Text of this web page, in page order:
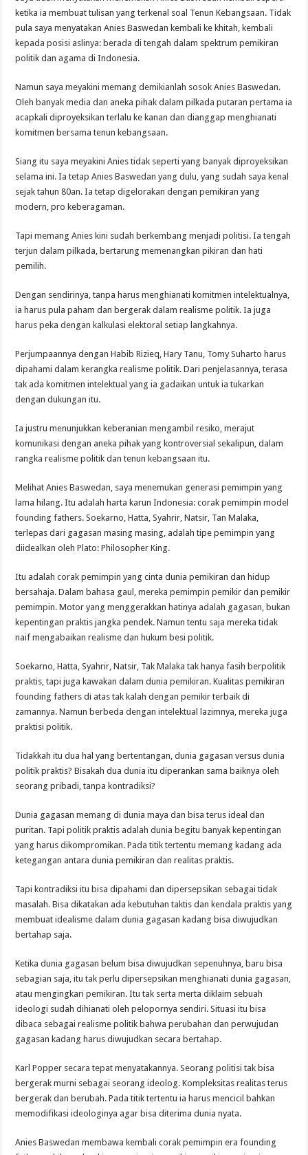
ketika ia membuat tulisan yang terkenal soal Tenun Kebangsaan. Tidak
pula saya menyatakan Anies Baswedan kembali ke khitah, kembali
kepada posisi aslinya: berada di tengah dalam spektrum pemikiran
politik dan agama di Indonesia.
Namun saya meyakini memang demikianlah sosok Anies Baswedan.
Oleh banyak media dan aneka pihak dalam pilkada putaran pertama ia
acapkali diproyeksikan terlalu ke kanan dan dianggap menghianati
komitmen bersama tenun kebangsaan.
Siang itu saya meyakini Anies tidak seperti yang banyak diproyeksikan
selama ini. Ia tetap Anies Baswedan yang dulu, yang sudah saya kenal
sejak tahun 80an. Ia tetap digelorakan dengan pemikiran yang
modern, pro keberagaman.
Tapi memang Anies kini sudah berkembang menjadi politisi. Ia tengah
terjun dalam pilkada, bertarung memenangkan pikiran dan hati
pemilih.
Dengan sendirinya, tanpa harus menghianati komitmen intelektualnya,
ia harus pula paham dan bergerak dalam realisme politik. Ia juga
harus peka dengan kalkulasi elektoral setiap langkahnya.
Perjumpaannya dengan Habib Rizieq, Hary Tanu, Tomy Suharto harus
dipahami dalam kerangka realisme politik. Dari penjelasannya, terasa
tak ada komitmen intelektual yang ia gadaikan untuk ia tukarkan
dengan dukungan itu.
Ia justru menunjukkan keberanian mengambil resiko, merajut
komunikasi dengan aneka pihak yang kontroversial sekalipun, dalam
rangka realisme politik dan tenun kebangsaan itu.
Melihat Anies Baswedan, saya menemukan generasi pemimpin yang
lama hilang. Itu adalah harta karun Indonesia: corak pemimpin model
founding fathers. Soekarno, Hatta, Syahrir, Natsir, Tan Malaka,
terlepas dari gagasan masing masing, adalah tipe pemimpin yang
diidealkan oleh Plato: Philosopher King.
Itu adalah corak pemimpin yang cinta dunia pemikiran dan hidup
bersahaja. Dalam bahasa gaul, mereka pemimpin pemikir dan pemikir
pemimpin. Motor yang menggerakkan hatinya adalah gagasan, bukan
kepentingan praktis jangka pendek. Namun tentu saja mereka tidak
naif mengabaikan realisme dan hukum besi politik.
Soekarno, Hatta, Syahrir, Natsir, Tak Malaka tak hanya fasih berpolitik
praktis, tapi juga kawakan dalam dunia pemikiran. Kualitas pemikiran
founding fathers di atas tak kalah dengan pemikir terbaik di
zamannya. Namun berbeda dengan intelektual lazimnya, mereka juga
praktisi politik.
Tidakkah itu dua hal yang bertentangan, dunia gagasan versus dunia
politik praktis? Bisakah dua dunia itu diperankan sama baiknya oleh
seorang pribadi, tanpa kontradiksi?
Dunia gagasan memang di dunia maya dan bisa terus ideal dan
puritan. Tapi politik praktis adalah dunia begitu banyak kepentingan
yang harus dikompromikan. Pada titik tertentu memang kadang ada
ketegangan antara dunia pemikiran dan realitas praktis.
Tapi kontradiksi itu bisa dipahami dan dipersepsikan sebagai tidak
masalah. Bisa dikatakan ada kebutuhan taktis dan kendala praktis yang
membuat idealisme dalam dunia gagasan kadang bisa diwujudkan
bertahap saja.
Ketika dunia gagasan belum bisa diwujudkan sepenuhnya, baru bisa
sebagian saja, itu tak perlu dipersepsikan menghianati dunia gagasan,
atau mengingkari pemikiran. Itu tak serta merta diklaim sebuah
ideologi sudah dihianati oleh pelopornya sendiri. Situasi itu bisa
dibaca sebagai realisme politik bahwa perubahan dan perwujudan
gagasan kadang harus diwujudkan secara bertahap.
Karl Popper secara tepat menyatakannya. Seorang politisi tak bisa
bergerak murni sebagai seorang ideolog. Kompleksitas realitas terus
bergerak dan berubah. Pada titik tertentu ia harus mencicil bahkan
memodifikasi ideologinya agar bisa diterima dunia nyata.
Anies Baswedan membawa kembali corak pemimpin era founding